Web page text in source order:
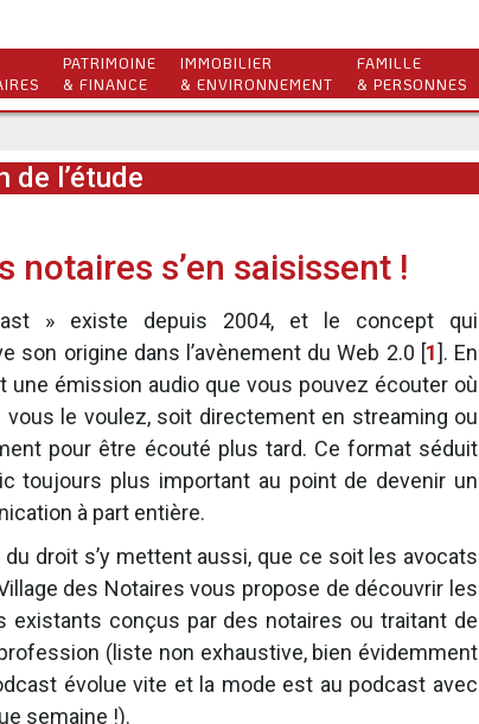
PATRIMOINE
& FINANCE
IMMOBILIER
& ENVIRONNEMENT
FAMILLE
& PERSONNES
de l’étude
notaires s’en saisissent !
» existe depuis 2004, et le concept qui
son origine dans l’avènement du Web 2.0 [1]. En
une émission audio que vous pouvez écouter où
vous le voulez, soit directement en streaming ou
pour être écouté plus tard. Ce format séduit
toujours plus important au point de devenir un
à part entière.
droit s’y mettent aussi, que ce soit les avocats
des Notaires vous propose de découvrir les
existants conçus par des notaires ou traitant de
(liste non exhaustive, bien évidemment
évolue vite et la mode est au podcast avec
semaine !).